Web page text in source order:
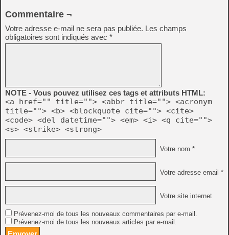
Commentaire ¬
Votre adresse e-mail ne sera pas publiée. Les champs
obligatoires sont indiqués avec *
NOTE - Vous pouvez utilisez ces tags et attributs HTML:
<a href="" title=""> <abbr title=""> <acronym
title=""> <b> <blockquote cite=""> <cite>
<code> <del datetime=""> <em> <i> <q cite="">
<s> <strike> <strong>
Votre nom *
Votre adresse email *
Votre site internet
Prévenez-moi de tous les nouveaux commentaires par e-mail.
Prévenez-moi de tous les nouveaux articles par e-mail.